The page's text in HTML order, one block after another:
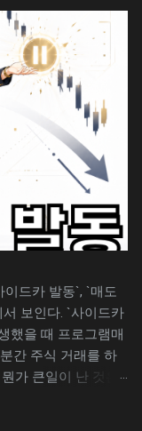
단축키는 아래와 같
는 했지만, 이미지
하고 싶을 수 있다.
판 또는 파워포인
을 것이다. 윈도우
않았다면, 윈도우
정이며, ` 사진 > 스
든 이미지를 볼 수
윈도우에서 화면을
미지가 자동 저장되
고 비슷한 기능을
일단 엑셀과 스프레
. 엑셀의 경우 행
시트는 행 크기 조
은 비슷하지만, 용
는 사람도 스프레
생긴다. 행 크기를
시트에서 행 크기
행 높이를 조절하는
행을 선택 후 마우스
크기를 입력해 주면
시트를 실행한다. 변
오른쪽 버튼을 클릭
절을 선택한다. 행
한다. 위의 과정이 불
높이를 조절할 수
을 이용하여 실제
드카 발동`, `매도
보인다. `사이드카
했을 때 프로그램매
간 주식 거래를 하
가 큰일이 난 것은
HTS 또는 MTS와